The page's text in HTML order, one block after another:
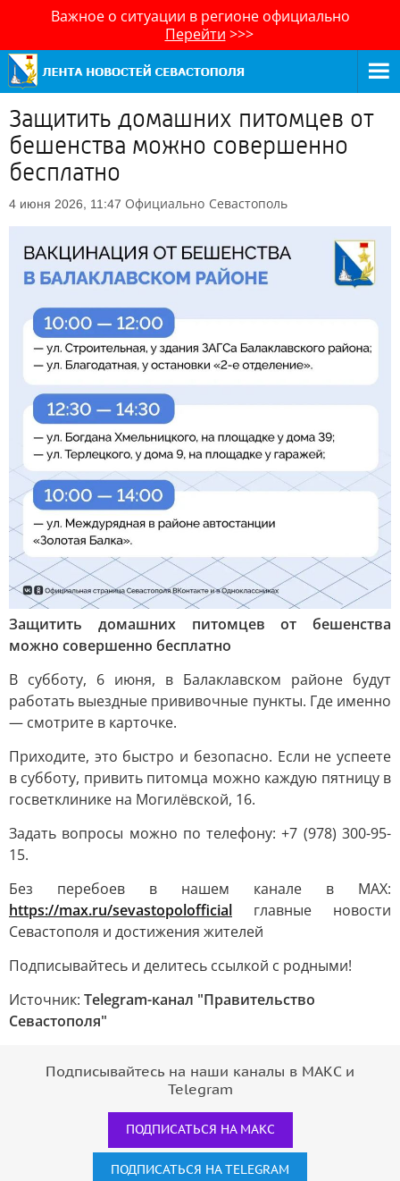
Важное о ситуации в регионе официально
Перейти >>>
Защитить домашних питомцев от
бешенства можно совершенно
бесплатно
4 июня 2026, 11:47 Официально Севастополь
Защитить домашних питомцев от бешенства
можно совершенно бесплатно
В субботу, 6 июня, в Балаклавском районе будут
работать выездные прививочные пункты. Где именно
— смотрите в карточке.
Приходите, это быстро и безопасно. Если не успеете
в субботу, привить питомца можно каждую пятницу в
госветклинике на Могилёвской, 16.
Задать вопросы можно по телефону: +7 (978) 300-95-
15.
Без перебоев в нашем канале в MAX:
https://max.ru/sevastopolofficial главные новости
Севастополя и достижения жителей
Подписывайтесь и делитесь ссылкой с родными!
Источник: Telegram-канал "Правительство
Севастополя"
Подписывайтесь на наши каналы в МАКС и
Telegram
ПОДПИСАТЬСЯ НА МАКС
ПОДПИСАТЬСЯ НА TELEGRAM